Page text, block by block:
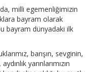
milli egemenliğimizin
bayram olarak
bayram dünyadaki ilk
barışın, sevginin,
yarınlarımızın